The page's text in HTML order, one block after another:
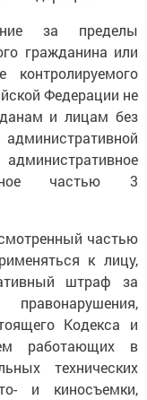
за пределы
гражданина или
Федерации не
и лицам без
частью 3
частью
к лицу,
штраф за
правонарушения,
Кодекса и
работающих в
технических
и киносъемки,